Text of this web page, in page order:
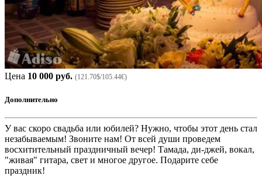
Цена 10 000 руб. (121.70$/105.44€)
Дополнительно
У вас скоро свадьба или юбилей? Нужно, чтобы этот день стал
незабываемым! Звоните нам! От всей души проведем
восхитительный праздничный вечер! Тамада, ди-джей, вокал,
"живая" гитара, свет и многое другое. Подарите себе
праздник!